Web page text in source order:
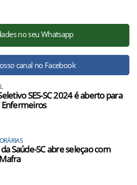
no seu Whatsapp
canal no Facebook
SES-SC 2024 é aberto para
Saúde-SC abre seleçao com